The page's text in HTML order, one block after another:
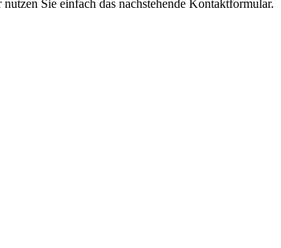
Sie einfach das nachstehende Kontaktformular.